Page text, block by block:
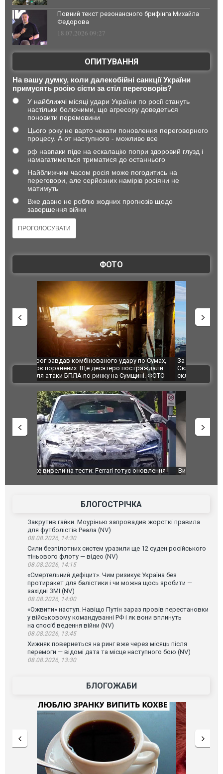
Повний текст резонансного брифінга Михайла
Федорова
18.07.2026 09:27
ОПИТУВАННЯ
На вашу думку, коли далекобійні санкції України
примусять росію сісти за стіл переговорів?
У найближчі місяці удари України по росії стануть
настільки болючими, що агресору доведеться
поновити перемовини
Цього року не варто чекати поновлення переговорного
процесу. А от наступного - можливо все
рф навпаки піде на ескалацію попри здоровий глузд і
намагатиметься триматися до останнього
Найближчим часом росія може погодитись на
переговори, але серйозних намірів росіяни не
матимуть
Вже давно не роблю жодних прогнозів щодо
завершення війни
ФОТО
За 2000 кілометрів від кордону з Україною: в
Єкатеринбурзі після атаки дронів загорівся
склад Wildberries. ФОТО. ВІДЕО
"Мої
ВІДЕО
Вийшов трейлер нової екранізації легендарного
БЛОГОСТРІЧКА
Закрутив гайки. Моурінью запровадив жорсткі правила
для футболістів Реала (NV)
08.08.2026, 14:30
Сили безпілотних систем уразили ще 12 суден російського
тіньового флоту — відео (NV)
08.08.2026, 14:15
«Смертельний дефіцит». Чим ризикує Україна без
протиракет для балістики і чи можна щось зробити —
західні ЗМІ (NV)
08.08.2026, 14:00
«Ожвити» наступ. Навіщо Путін зараз провів перестановки
у військовому командуванні РФ і як вони вплинуть
на спосіб ведення війни (NV)
08.08.2026, 13:45
Хижняк повернеться на ринг вже через місяць після
перемоги — відомі дата та місце наступного бою (NV)
08.08.2026, 13:30
БЛОГОЖАБИ